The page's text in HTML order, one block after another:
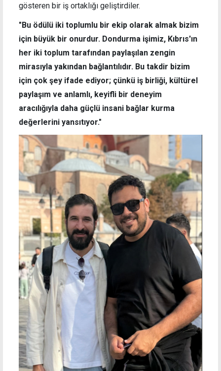
gösteren bir iş ortaklığı geliştirdiler.
"Bu ödülü iki toplumlu bir ekip olarak almak bizim
için büyük bir onurdur. Dondurma işimiz, Kıbrıs'ın
her iki toplum tarafından paylaşılan zengin
mirasıyla yakından bağlantılıdır. Bu takdir bizim
için çok şey ifade ediyor; çünkü iş birliği, kültürel
paylaşım ve anlamlı, keyifli bir deneyim
aracılığıyla daha güçlü insani bağlar kurma
değerlerini yansıtıyor."